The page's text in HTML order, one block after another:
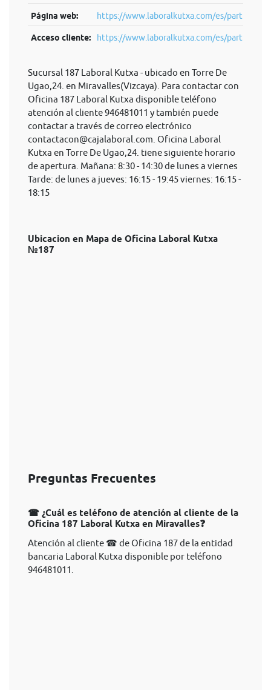
Página web: https://www.laboralkutxa.com/es/
Acceso cliente: https://www.laboralkutxa.com/es/parti...
Sucursal 187 Laboral Kutxa - ubicado en Torre De
Ugao,24. en Miravalles(Vizcaya). Para contactar con
Oficina 187 Laboral Kutxa disponible teléfono
atención al cliente 946481011 y también puede
contactar a través de correo electrónico
contactacon@cajalaboral.com . Oficina Laboral
Kutxa en Torre De Ugao,24. tiene siguiente horario
de apertura. Mañana: 8:30 - 14:30 de lunes a viernes
Tarde: de lunes a jueves: 16:15 - 19:45 viernes: 16:15 -
18:15
Ubicacion en Mapa de Oficina Laboral Kutxa
№187
Preguntas Frecuentes
☎ ¿Cuál es teléfono de atención al cliente de la
Oficina 187 Laboral Kutxa en Miravalles❓
Atención al cliente ☎ de Oficina 187 de la entidad
bancaria Laboral Kutxa disponible por teléfono
946481011.